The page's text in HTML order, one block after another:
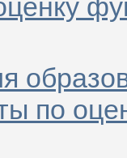
по